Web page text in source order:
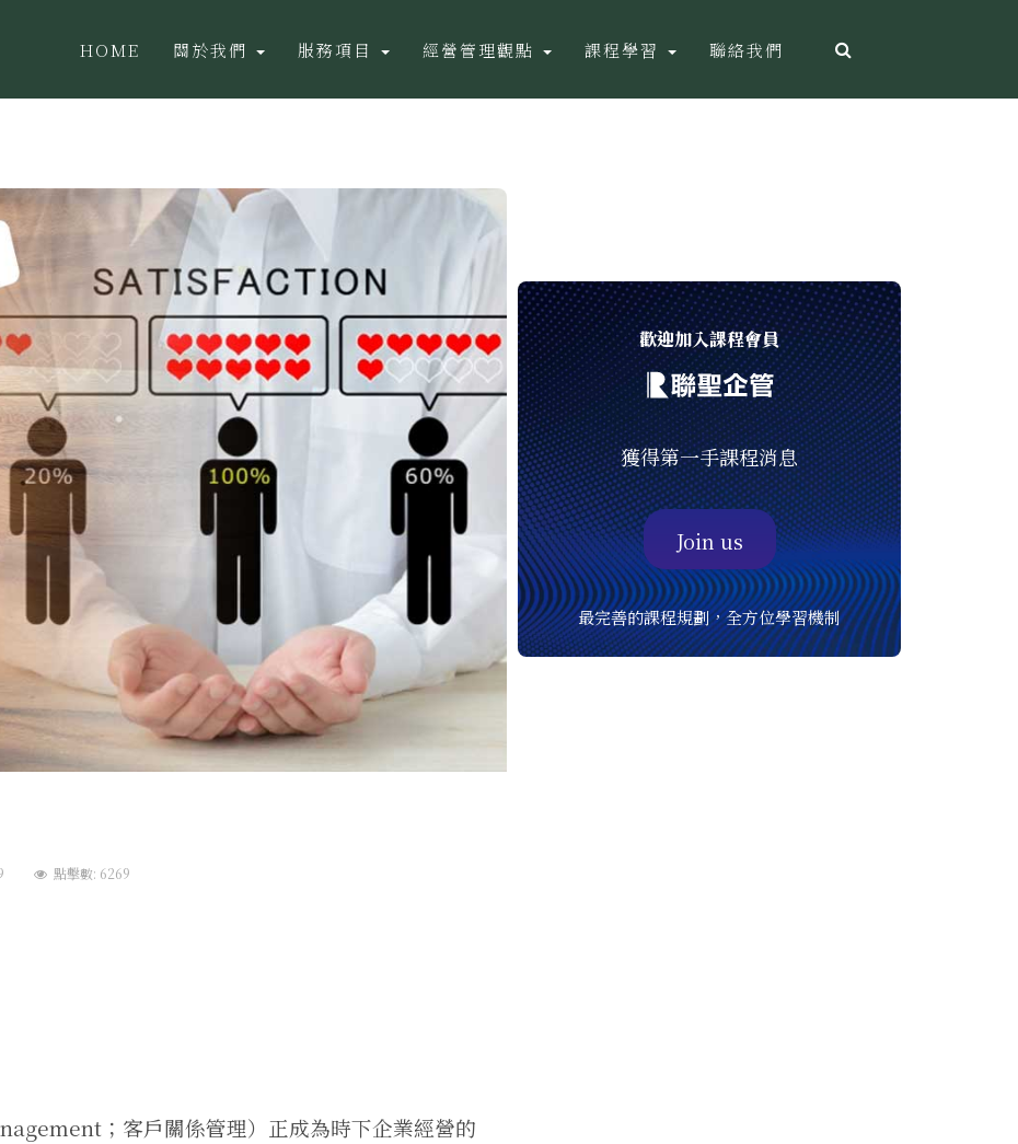
HOME 關於我們 服務項目 經營管理觀點 課程學習 聯絡我們
點擊數: 6269
；客戶關係管理）正成為時下企業經營的
歡迎加入課程會員
獲得第一手課程消息
Join us
最完善的課程規劃，全方位學習機制